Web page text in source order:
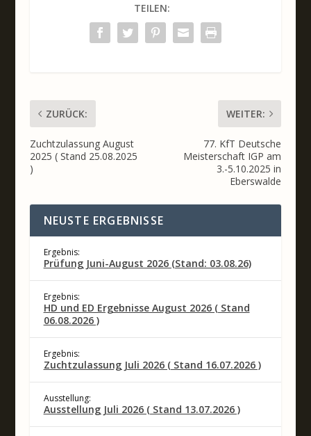
TEILEN:
ZURÜCK:
Zuchtzulassung August
2025 ( Stand 25.08.2025
)
WEITER:
77. KfT Deutsche
Meisterschaft IGP am
3.-5.10.2025 in
Eberswalde
NEUSTE ERGEBNISSE
Ergebnis:
Prüfung Juni-August 2026 (Stand: 03.08.26)
Ergebnis:
HD und ED Ergebnisse August 2026 ( Stand
06.08.2026 )
Ergebnis:
Zuchtzulassung Juli 2026 ( Stand 16.07.2026 )
Ausstellung:
Ausstellung Juli 2026 ( Stand 13.07.2026 )